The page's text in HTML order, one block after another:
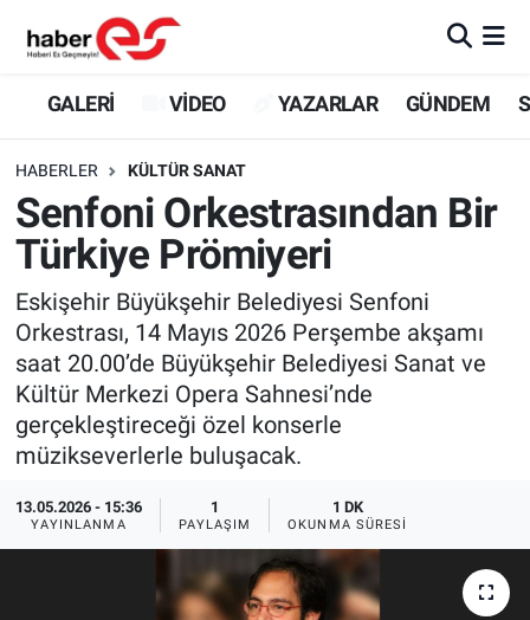
GALERİ VİDEO YAZARLAR GÜNDEM
HABERLER KÜLTÜR SANAT
Senfoni Orkestrasından Bir
Türkiye Prömiyeri
Eskişehir Büyükşehir Belediyesi Senfoni
Orkestrası, 14 Mayıs 2026 Perşembe akşamı
saat 20.00’de Büyükşehir Belediyesi Sanat ve
Kültür Merkezi Opera Sahnesi’nde
gerçekleştireceği özel konserle
müzikseverlerle buluşacak.
13.05.2026 - 15:36
YAYINLANMA
1
PAYLAŞIM
1 DK
OKUNMA SÜRESI
GALERİ
YAZARLAR
GÜNDEM
SİYASET
TEKNOLOJİ
EKONOMİ
SPOR
Eskişehir Nöbetçi Eczaneler
Eskişehir Trafik Yoğunluk Haritası
Süper Lig Puan Durumu ve Fikstür
Tüm Manşetler
Son Dakika Haberleri
Haber Arşivi